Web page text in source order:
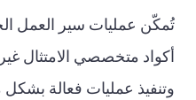
تُمكّن عمليات سير العمل
أكواد متخصصي الامتثال
وتنفيذ عمليات فعالة